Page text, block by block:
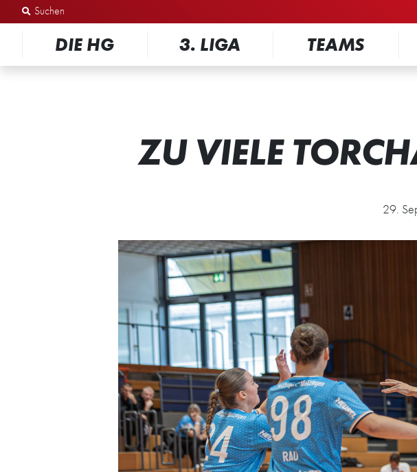
Zum Inhalt springen
DIE HG 3. LIGA TEAMS
ZU VIELE
29.